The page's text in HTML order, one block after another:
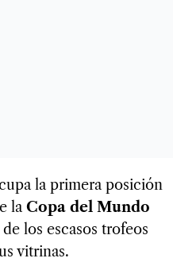
la primera posición
la Copa del Mundo
los escasos trofeos
vitrinas.